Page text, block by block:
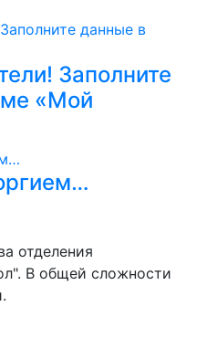
Заполните
«Мой
отделения
В общей сложности